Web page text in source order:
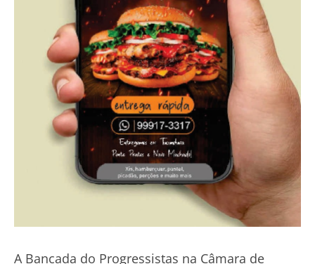
A Bancada do Progressistas na Câmara de